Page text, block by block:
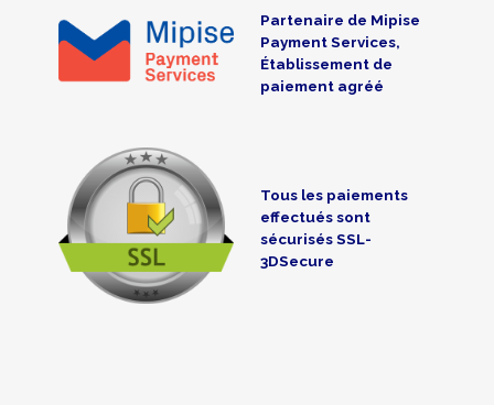
Partenaire de Mipise
Payment Services,
Établissement de
paiement agréé
Tous les paiements
effectués sont
sécurisés SSL-
3DSecure